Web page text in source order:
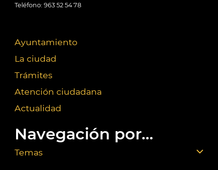
Teléfono: 963 52 54 78
Ayuntamiento
La ciudad
Trámites
Atención ciudadana
Actualidad
Navegación por...
Temas